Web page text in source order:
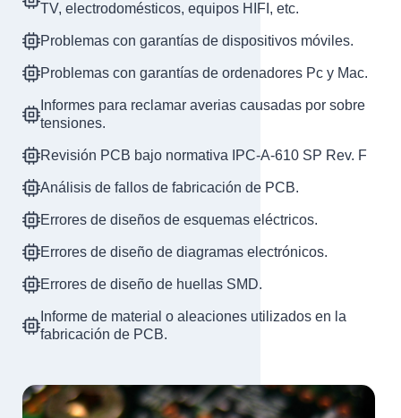
TV, electrodomésticos, equipos HIFI, etc.
Problemas con garantías de dispositivos móviles.
Problemas con garantías de ordenadores Pc y Mac.
Informes para reclamar averias causadas por sobre
tensiones.
Revisión PCB bajo normativa IPC-A-610 SP Rev. F
Análisis de fallos de fabricación de PCB.
Errores de diseños de esquemas eléctricos.
Errores de diseño de diagramas electrónicos.
Errores de diseño de huellas SMD.
Informe de material o aleaciones utilizados en la
fabricación de PCB.